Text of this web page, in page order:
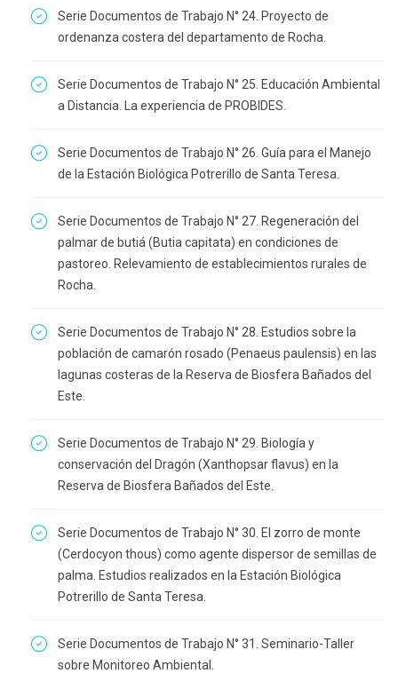
Serie Documentos de Trabajo N° 24. Proyecto de
ordenanza costera del departamento de Rocha.
Serie Documentos de Trabajo N° 25. Educación Ambiental
a Distancia. La experiencia de PROBIDES.
Serie Documentos de Trabajo N° 26. Guía para el Manejo
de la Estación Biológica Potrerillo de Santa Teresa.
Serie Documentos de Trabajo N° 27. Regeneración del
palmar de butiá (Butia capitata) en condiciones de
pastoreo. Relevamiento de establecimientos rurales de
Rocha.
Serie Documentos de Trabajo N° 28. Estudios sobre la
población de camarón rosado (Penaeus paulensis) en las
lagunas costeras de la Reserva de Biosfera Bañados del
Este.
Serie Documentos de Trabajo N° 29. Biología y
conservación del Dragón (Xanthopsar flavus) en la
Reserva de Biosfera Bañados del Este.
Serie Documentos de Trabajo N° 30. El zorro de monte
(Cerdocyon thous) como agente dispersor de semillas de
palma. Estudios realizados en la Estación Biológica
Potrerillo de Santa Teresa.
Serie Documentos de Trabajo N° 31. Seminario-Taller
sobre Monitoreo Ambiental.